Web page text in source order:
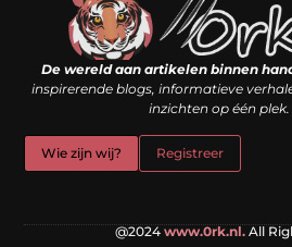
De wereld aan artikelen binnen
inspirerende blogs, informatieve
inzichten op één plek.
Wie zijn wij? Registreer
@2024 www.0rk.nl. All